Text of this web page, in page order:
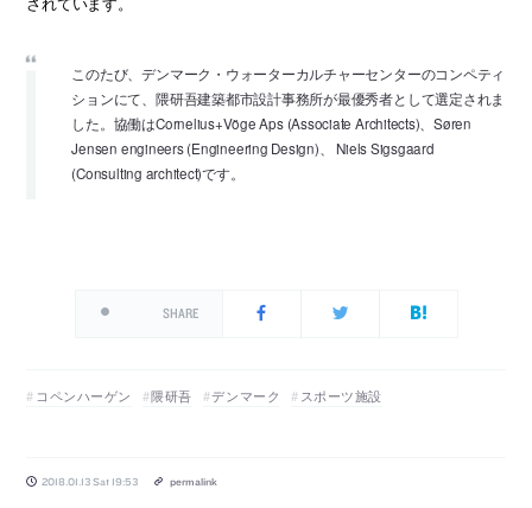
このたび、デンマーク・ウォーターカルチャーセンターのコンペティ
ションにて、隈研吾建築都市設計事務所が最優秀者として選定されま
した。協働はCornelius+Vöge Aps (Associate Architects)、Søren
Jensen engineers (Engineering Design)、 Niels Sigsgaard
(Consulting architect)です。
SHARE
コペンハーゲン 隈研吾 デンマーク スポーツ施設
2018.01.13 Sat 19:53 permalink